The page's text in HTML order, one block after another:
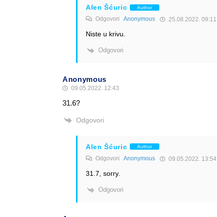
Alen Šćuric Author
Odgovori Anonymous 25.08.2022. 09:11
Niste u krivu.
Odgovori
Anonymous
09.05.2022. 12:43
31.6?
Odgovori
Alen Šćuric Author
Odgovori Anonymous 09.05.2022. 13:54
31.7, sorry.
Odgovori